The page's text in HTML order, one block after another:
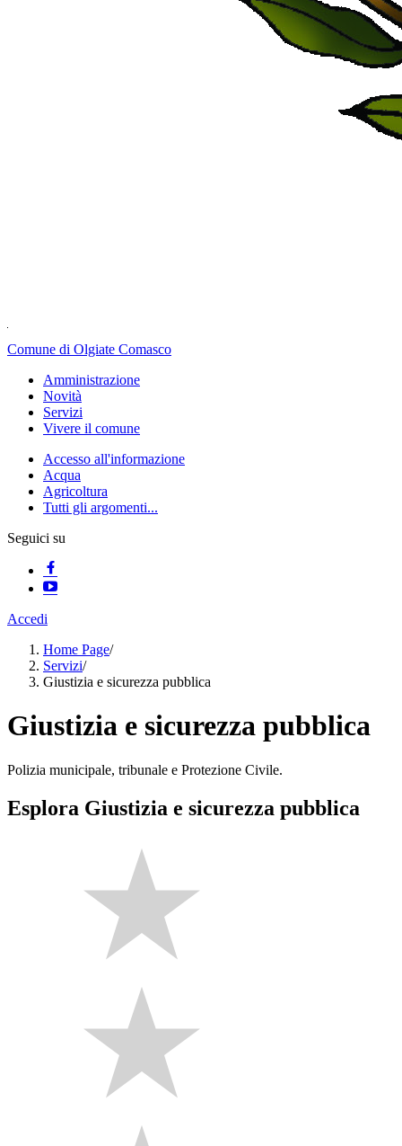
Comune di Olgiate Comasco
Amministrazione
Novità
Servizi
Vivere il comune
Accesso all'informazione
Acqua
Agricoltura
Tutti gli argomenti...
Seguici su
Accedi
Home Page/
Servizi/
Giustizia e sicurezza pubblica
Giustizia e sicurezza pubblica
Polizia municipale, tribunale e Protezione Civile.
Esplora Giustizia e sicurezza pubblica